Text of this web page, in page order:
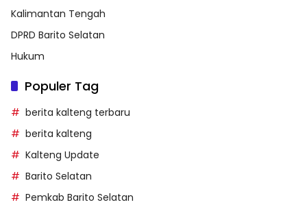
Kalimantan Tengah
DPRD Barito Selatan
Hukum
Populer Tag
berita kalteng terbaru
berita kalteng
Kalteng Update
Barito Selatan
Pemkab Barito Selatan